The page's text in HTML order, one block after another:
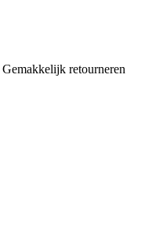
Gemakkelijk retourneren